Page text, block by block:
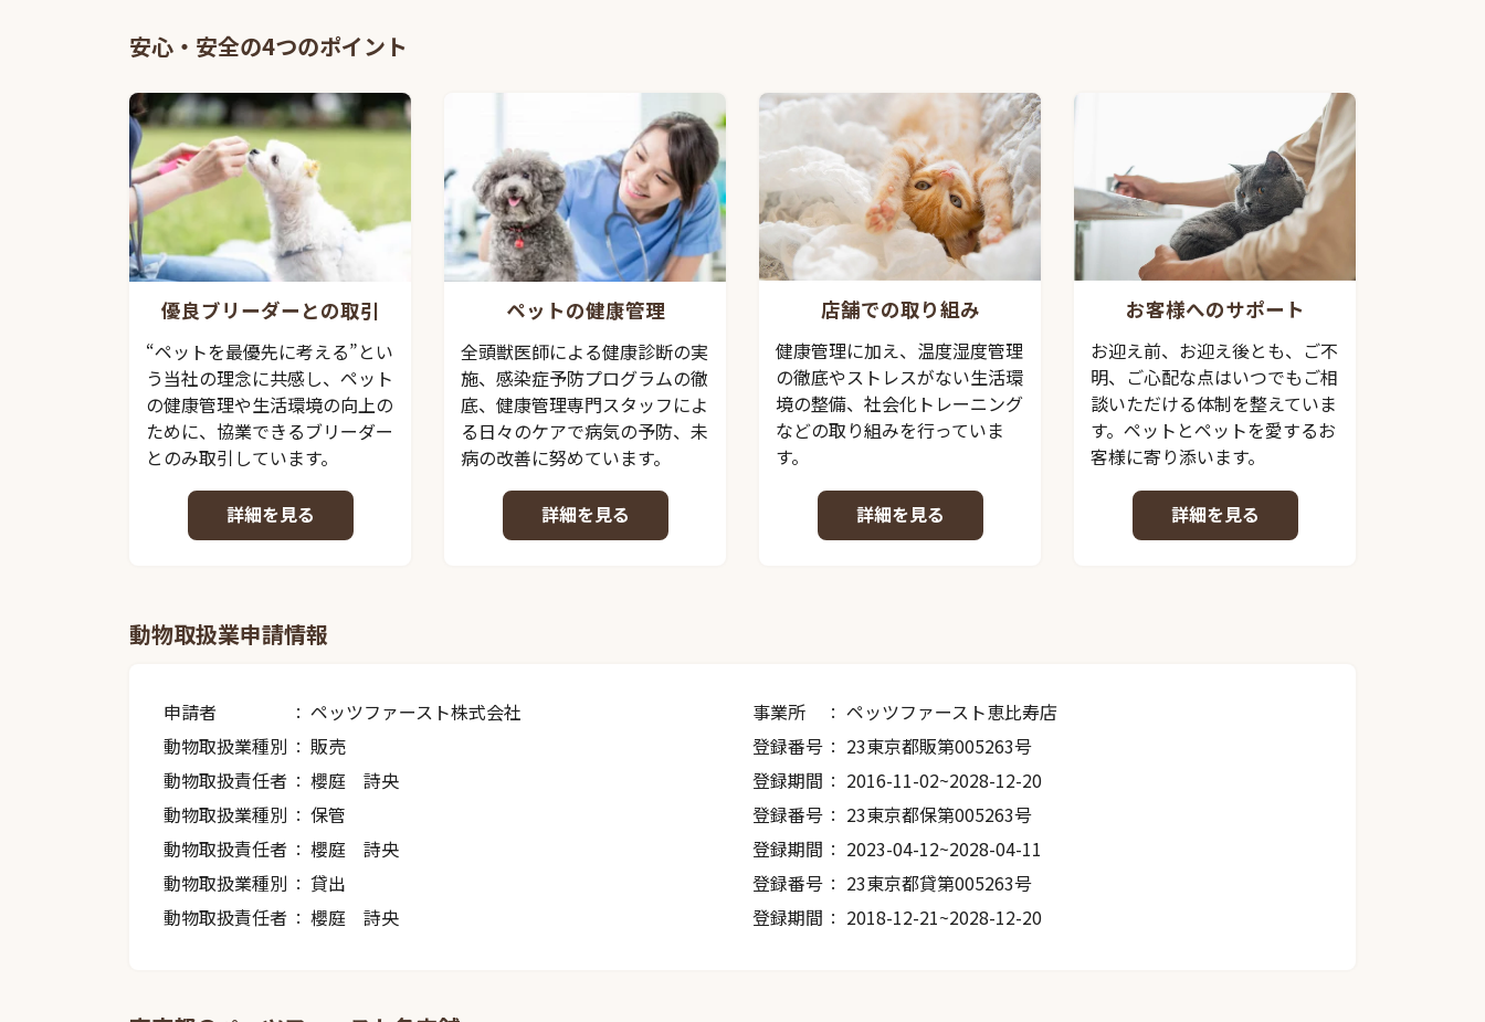
安心・安全の4つのポイント
優良ブリーダーとの取引
“ペットを最優先に考える”とい
う当社の理念に共感し、ペット
の健康管理や生活環境の向上の
ために、協業できるブリーダー
とのみ取引しています。
詳細を見る
ペットの健康管理
全頭獣医師による健康診断の実
施、感染症予防プログラムの徹
底、健康管理専門スタッフによ
る日々のケアで病気の予防、未
病の改善に努めています。
詳細を見る
店舗での取り組み
健康管理に加え、温度湿度管理
の徹底やストレスがない生活環
境の整備、社会化トレーニング
などの取り組みを行っていま
す。
詳細を見る
お客様へのサポート
お迎え前、お迎え後とも、ご不
明、ご心配な点はいつでもご相
談いただける体制を整えていま
す。ペットとペットを愛するお
客様に寄り添います。
詳細を見る
動物取扱業申請情報
申請者
ペッツファースト株式会社
動物取扱業種別
販売
動物取扱責任者
櫻庭 詩央
動物取扱業種別
保管
動物取扱責任者
櫻庭 詩央
動物取扱業種別
貸出
動物取扱責任者
櫻庭 詩央
事業所
ペッツファースト恵比寿店
登録番号
23東京都販第005263号
登録期間
2016-11-02~2028-12-20
登録番号
23東京都保第005263号
登録期間
2023-04-12~2028-04-11
登録番号
23東京都貸第005263号
登録期間
2018-12-21~2028-12-20